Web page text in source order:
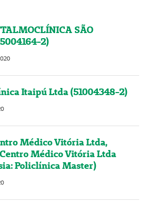
SÃO
2)
Itaipú Ltda (51004348-2)
Médico Vitória Ltda,
Médico Vitória Ltda
Policlínica Master)